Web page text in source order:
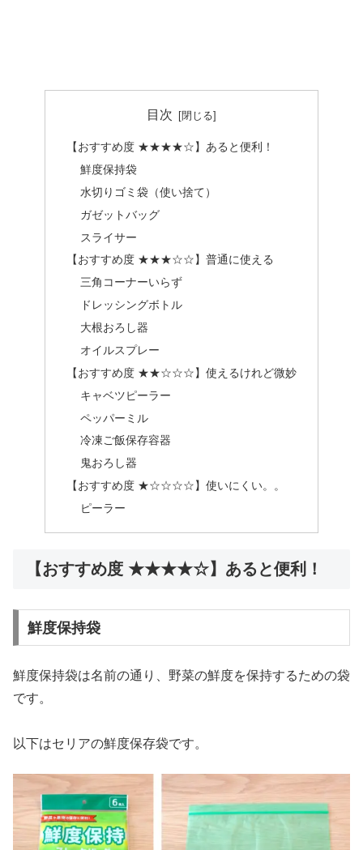
目次
【おすすめ度 ★★★★☆】あると便利！
鮮度保持袋
水切りゴミ袋（使い捨て）
ガゼットバッグ
スライサー
【おすすめ度 ★★★☆☆】普通に使える
三角コーナーいらず
ドレッシングボトル
大根おろし器
オイルスプレー
【おすすめ度 ★★☆☆☆】使えるけれど微妙
キャベツピーラー
ペッパーミル
冷凍ご飯保存容器
鬼おろし器
【おすすめ度 ★☆☆☆☆】使いにくい。。
ピーラー
【おすすめ度 ★★★★☆】あると便利！
鮮度保持袋
鮮度保持袋は名前の通り、野菜の鮮度を保持するための袋
です。
以下はセリアの鮮度保存袋です。